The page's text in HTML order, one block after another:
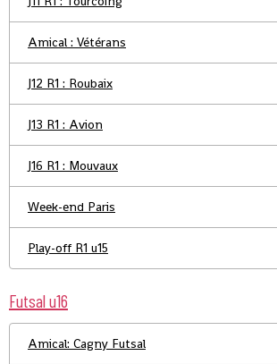
Amical : Vétérans
J12 R1 : Roubaix
J13 R1 : Avion
J16 R1 : Mouvaux
Week-end Paris
Play-off R1 u15
Futsal u16
Amical: Cagny Futsal